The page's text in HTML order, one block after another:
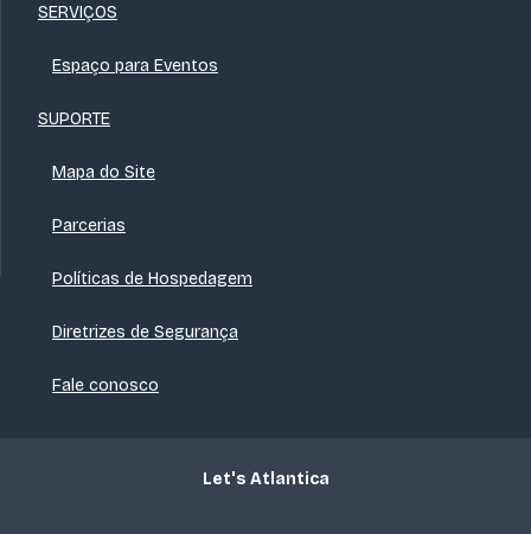
SERVIÇOS
Espaço para Eventos
SUPORTE
Mapa do Site
Parcerias
Políticas de Hospedagem
Diretrizes de Segurança
Fale conosco
Let's Atlantica